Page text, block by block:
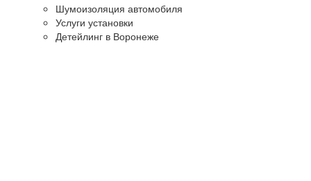
Шумоизоляция автомобиля
Услуги установки
Детейлинг в Воронеже